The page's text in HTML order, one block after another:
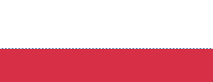
автомобилей
Chrysler/Jeep Daewoo Fiat